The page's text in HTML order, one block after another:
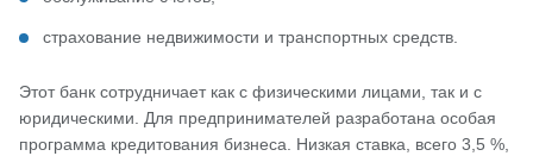
страхование недвижимости и транспортных средств.
Этот банк сотрудничает как с физическими лицами, так и с
юридическими. Для предпринимателей разработана особая
программа кредитования бизнеса. Низкая ставка, всего 3,5 %,